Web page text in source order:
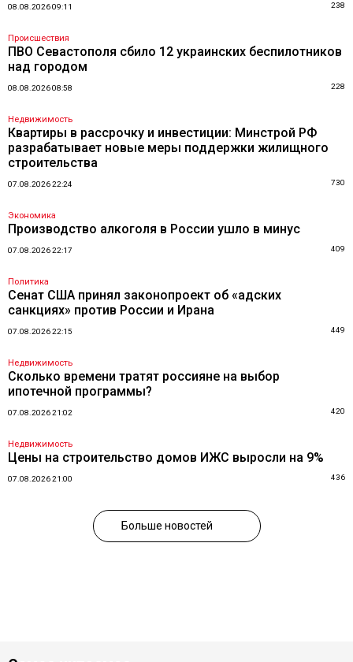
08.08.2026 09:11 238
Происшествия
ПВО Севастополя сбило 12 украинских беспилотников
над городом
08.08.2026 08:58 228
Недвижимость
Квартиры в рассрочку и инвестиции: Минстрой РФ
разрабатывает новые меры поддержки жилищного
строительства
07.08.2026 22:24 730
Экономика
Производство алкоголя в России ушло в минус
07.08.2026 22:17 409
Политика
Сенат США принял законопроект об «адских
санкциях» против России и Ирана
07.08.2026 22:15 449
Недвижимость
Сколько времени тратят россияне на выбор
ипотечной программы?
07.08.2026 21:02 420
Недвижимость
Цены на строительство домов ИЖС выросли на 9%
07.08.2026 21:00 436
Больше новостей